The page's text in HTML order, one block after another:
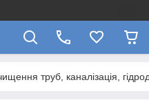
труб, каналізація,